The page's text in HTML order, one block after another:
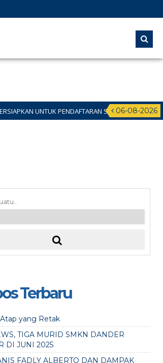
06-08-2026
PENDAFTARAN SPMB JALUR DOMISILI 11 JUNI
Terbaru
yang Retak
TIGA MURID SMKN DANDER
DI JUNI 2025
FADLY ALBERTO DAN DAMPAK